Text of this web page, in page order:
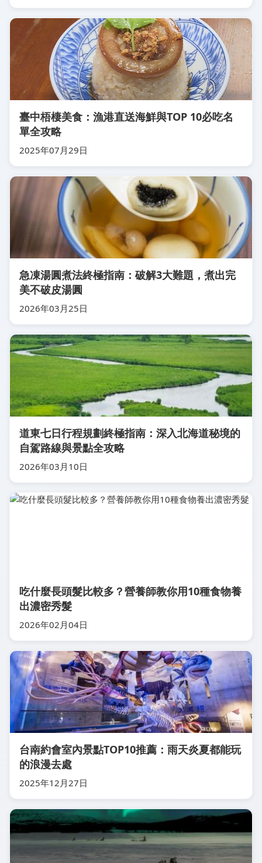
臺中梧棲美食：漁港直送海鮮與TOP 10必吃名
單全攻略
2025年07月29日
急凍湯圓煮法終極指南：破解3大難題，煮出完
美不破皮湯圓
2026年03月25日
道東七日行程規劃終極指南：深入北海道秘境的
自駕路線與景點全攻略
2026年03月10日
吃什麼長頭髮比較多？營養師教你用10種食物養
出濃密秀髮
2026年02月04日
台南約會室內景點TOP10推薦：雨天炎夏都能玩
的浪漫去處
2025年12月27日